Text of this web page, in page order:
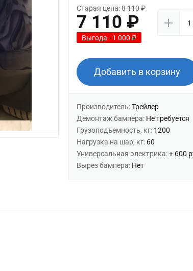
Старая цена:8 110 ₽
7 110 ₽
Выгода - 1 000 ₽
Добавить в корзину
Производитель:Трейлер
Демонтаж бампера: Не требуется
Грузоподъемность, кг: 1200
Нагрузка на шар, кг: 60
Универсальная электрика:+ 600
Вырез бампера: Нет